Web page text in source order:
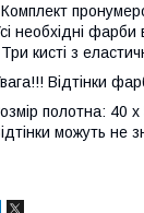
необхідні фарби
кисті з
Відтінки
полотна: 40
можуть не